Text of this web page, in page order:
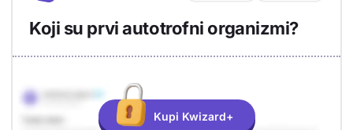
Koji su prvi autotrofni organizmi?
Odgovor
Objašnjenje
Kupi Kwizard+